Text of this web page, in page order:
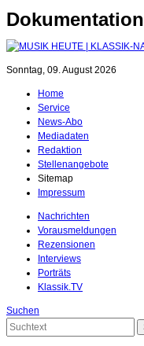
Sonntag, 09. August 2026
Home
Service
News-Abo
Mediadaten
Redaktion
Stellenangebote
Sitemap
Impressum
Nachrichten
Vorausmeldungen
Rezensionen
Interviews
Porträts
Klassik.TV
Suchen